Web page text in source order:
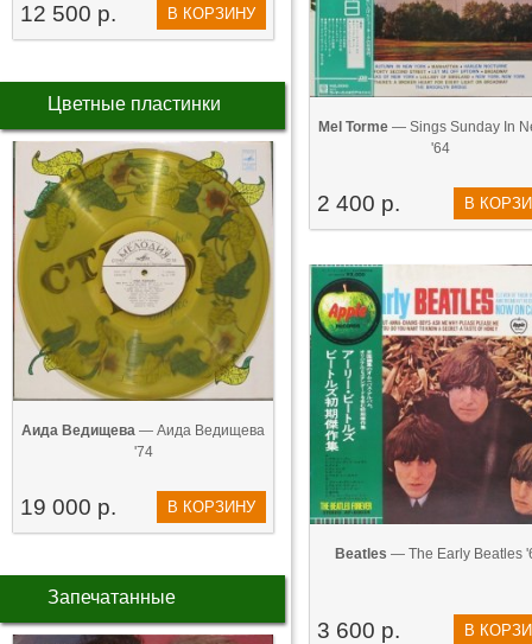
12 500 р. В КОРЗИНУ
Цветные пластинки
Аида Ведищева — Аида Ведищева
'74
19 000 р. В КОРЗИНУ
Запечатанные
Mel Torme— Sings Sunday In
'64
2 400 р. В
Beatles — The Early Beatles
3 600 р. В